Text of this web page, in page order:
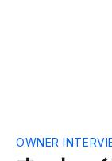
OWNER